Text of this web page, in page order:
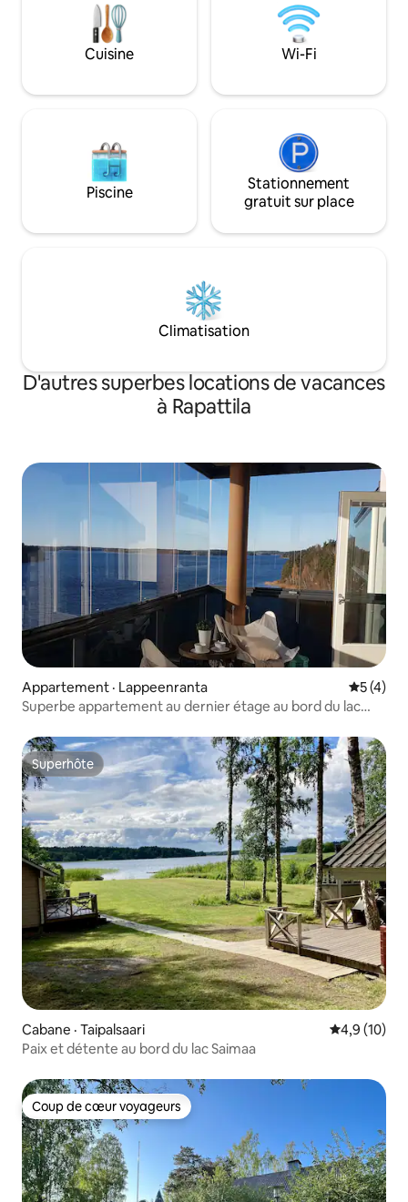
appareils électroménagers modernes,
des lits confortables, la télévision par
satellite dans toutes les langues et une
connexion Wi-Fi gratuite. Vous pouvez
des nombreuses baies et champignons
Wi-Fi gratuite,
avec auvent et
recharge pour
Nous préparons
inclus dans le prix.
Cuisine Wi-Fi
Piscine
Stationnement
gratuit sur place
Climatisation
D'autres superbes locations de vacances
à Rapattila
Appartement · Lappeenranta Note
5 (4)
Superbe appartement au dernier étage au bord du lac
Superhôte
Superhôte
Cabane · Taipalsaari Note
4,9 (10)
Paix et détente au bord du lac Saimaa
Coup de cœur voyageurs
Coup de cœur voyageurs